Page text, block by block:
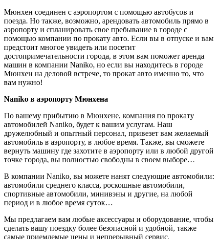
Мюнхен соединен с аэропортом с помощью автобусов и
поезда. Но также, возможно, арендовать автомобиль прямо в
аэропорту и спланировать свое пребывание в городе с
помощью компании по прокату авто. Если вы в отпуске и вам
предстоит многое увидеть или посетит
достопримечательности города, в этом вам поможет аренда
машин в компании Naniko, но если вы находитесь в городе
Мюнхен на деловой встрече, то прокат авто именно то, что
вам нужно!
Naniko в аэропорту Мюнхена
По вашему прибытию в Мюнхене, компания по прокату
автомобилей Naniko, будет к вашим услугам. Наш
дружелюбный и опытный персонал, привезет вам желаемый
автомобиль в аэропорту, в любое время. Также, вы сможете
вернуть машину где захотите в аэропорту или в любой другой
точке города, вы полностью свободны в своем выборе…
В компании Naniko, вы можете нанят следующие автомобили:
автомобили среднего класса, роскошные автомобили,
спортивные автомобили, минивэны и другие, на любой
период и в любое время суток…
Мы предлагаем вам любые аксессуары и оборудование, чтобы
сделать вашу поездку более безопасной и удобной, также
самые приемлемые цены и непрерывный сервис.